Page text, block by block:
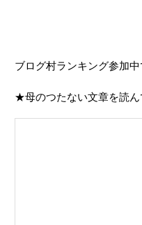
ブログ村ランキング参加中
★母のつたない文章を読ん